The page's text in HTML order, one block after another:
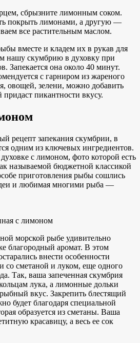
сбрызните лимонным соком.
покрыть лимонами, а другую —
все растительным маслом.
вместе и кладем их в рукав для
нашу скумбрию в духовку при
Запекается она около 40 минут.
с гарниром из жареного
овощей, зелени, можно добавить
пикантности вкусу.
рецепт запекания скумбрии, в
одним из ключевых ингредиентов.
с лимоном, фото которой есть
называемой бюджетной классикой
приготовления рыбы сошлись
и любимая многими рыба —
с лимоном
морской рыбе удивительно
благородный аромат. В этом
внести особенности
со сметаной и луком, еще одного
Так, ваша запеченная скумбрия
лука, а лимонные дольки
вкус. Закрепить блестящий
будет благодаря специальной
образуется из сметаны. Ваша
красавицу, а весь ее сок